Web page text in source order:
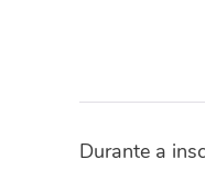
Durante a